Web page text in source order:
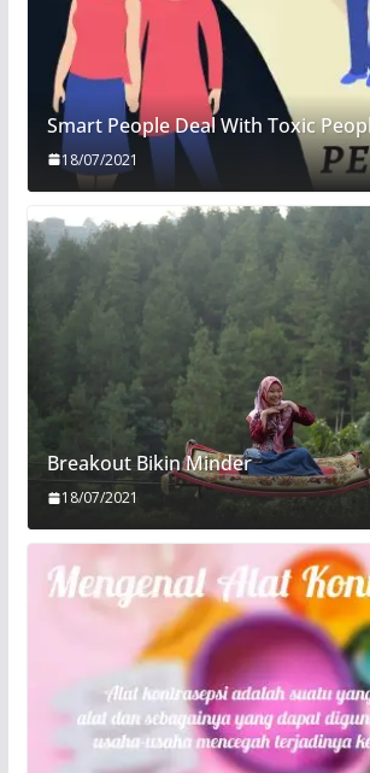
Smart People Deal With Toxic
18/07/2021
Breakout Bikin Minder
18/07/2021